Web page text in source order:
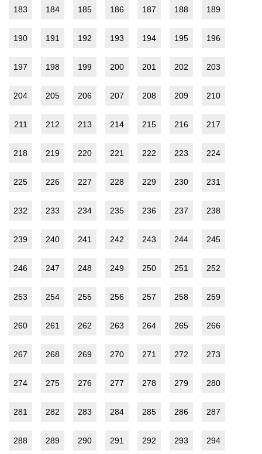
183 184 185 186 187 188 189
190 191 192 193 194 195 196
197 198 199 200 201 202 203
204 205 206 207 208 209 210
211 212 213 214 215 216 217
218 219 220 221 222 223 224
225 226 227 228 229 230 231
232 233 234 235 236 237 238
239 240 241 242 243 244 245
246 247 248 249 250 251 252
253 254 255 256 257 258 259
260 261 262 263 264 265 266
267 268 269 270 271 272 273
274 275 276 277 278 279 280
281 282 283 284 285 286 287
288 289 290 291 292 293 294